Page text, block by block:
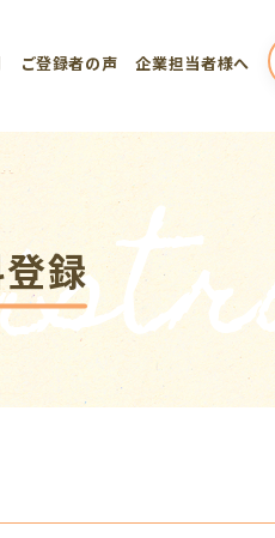
ご登録者の声 企業担当者様へ
録